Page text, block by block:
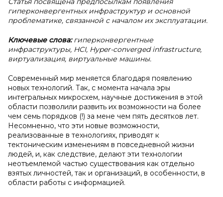
гиперконвергентных инфраструктур и основной
проблематике, связанной с началом их эксплуатации.
Ключевые слова:гиперконвергентные
инфраструктуры, HCI, Hyper-converged infrastructure,
виртуализация, виртуальные машины.
Современный мир меняется благодаря появлению
новых технологий. Так, с момента начала эры
интегральных микросхем, научные достижения в этой
области позволили развить их возможности на более
чем семь порядков (!) за мене чем пять десятков лет.
Несомненно, что эти новые возможности,
реализованные в технологиях, приводят к
тектоническим изменениям в повседневной жизни
людей, и, как следствие, делают эти технологии
неотъемлемой частью существования как отдельно
взятых личностей, так и организаций, в особенности, в
области работы с информацией.